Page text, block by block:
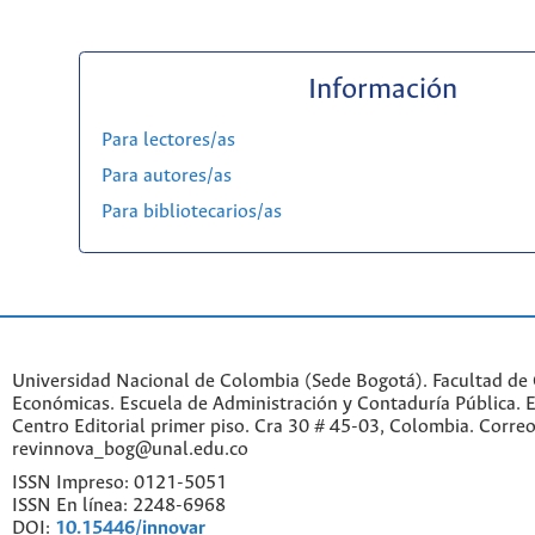
Información
Para lectores/as
Para autores/as
Para bibliotecarios/as
Universidad Nacional de Colombia (Sede Bogotá). Facultad de
Económicas. Escuela de Administración y Contaduría Pública.
Centro Editorial primer piso. Cra 30 # 45-03, Colombia.
revinnova_bog@unal.edu.co
ISSN Impreso: 0121-5051
ISSN En línea: 2248-6968
DOI: 10.15446/innovar